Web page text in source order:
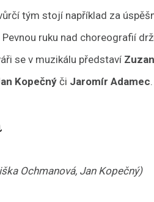
tým stojí například za
ruku nad choreografií
se v muzikálu představí
Kopečný či Jaromír Adamec.
Ochmanová, Jan Kopečný)